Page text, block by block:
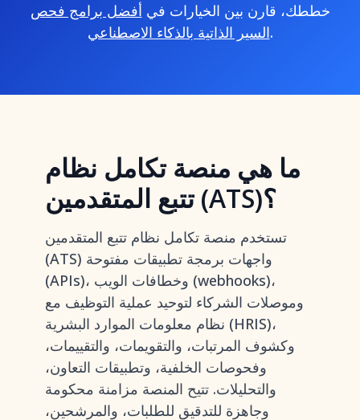
خططك، قارن بين الخيارات في أفضل برامج فحص
السير الذاتية بالذكاء الاصطناعي.
ما هي منصة تكامل نظام
تتبع المتقدمين (ATS)؟
تستخدم منصة تكامل نظام تتبع المتقدمين
(ATS) واجهات برمجة تطبيقات مفتوحة
(APIs)، وخطافات الويب (webhooks)،
وموصلات الشركاء لتوحيد عملية التوظيف مع
نظام معلومات الموارد البشرية (HRIS)،
وكشوف المرتبات، والتقويمات، والتقييمات،
وفحوصات الخلفية، وتطبيقات التعاون،
والتحليلات. تتيح المنصة مزامنة محكومة
وجاهزة للتدقيق للطلبات، والمرشحين،